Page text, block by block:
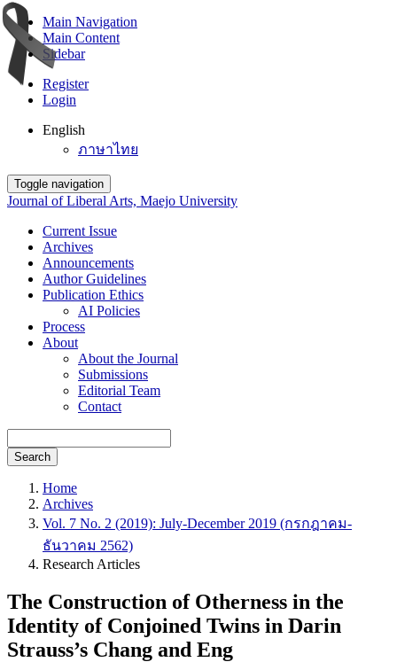
Main Navigation
Main Content
Sidebar
Register
Login
English
ภาษาไทย
Toggle navigation
Journal of Liberal Arts, Maejo University
Current Issue
Archives
Announcements
Author Guidelines
Publication Ethics
AI Policies
Process
About
About the Journal
Submissions
Editorial Team
Contact
Search
Home
Archives
Vol. 7 No. 2 (2019): July-December 2019 (กรกฎาคม-
ธันวาคม 2562)
Research Articles
The Construction of Otherness in the
Identity of Conjoined Twins in Darin
Strauss’s Chang and Eng